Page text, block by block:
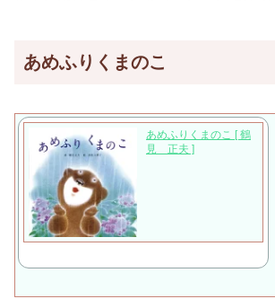
あめふりくまのこ
あめふりくまのこ [ 鶴
見 正夫 ]